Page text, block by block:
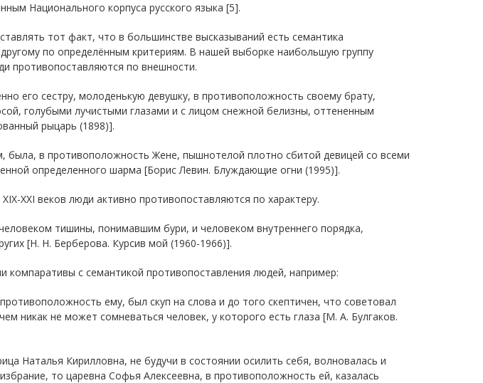
Национального корпуса русского языка [5].
тот факт, что в большинстве высказываний есть семантика
по определённым критериям. В нашей выборке наибольшую группу
противопоставляются по внешности.
его сестру, молоденькую девушку, в противоположность своему брату,
голубыми лучистыми глазами и с лицом снежной белизны, оттененным
рыцарь (1898)].
была, в противоположность Жене, пышнотелой плотно сбитой девицей со всеми
определенного шарма [Борис Левин. Блуждающие огни (1995)].
XXI веков люди активно противопоставляются по характеру.
тишины, понимавшим бури, и человеком внутреннего порядка,
[Н. Н. Берберова. Курсив мой (1960-1966)].
компаративы с семантикой противопоставления людей, например:
ему, был скуп на слова и до того скептичен, что советовал
никак не может сомневаться человек, у которого есть глаза [М. А. Булгаков.
Наталья Кирилловна, не будучи в состоянии осилить себя, волновалась и
то царевна Софья Алексеевна, в противоположность ей, казалась